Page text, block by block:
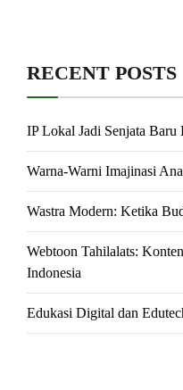
RECENT POSTS
IP Lokal Jadi Senjata
Warna-Warni Imajinasi
Wastra Modern: Ketika
Webtoon Tahilalats:
Indonesia
Edukasi Digital dan